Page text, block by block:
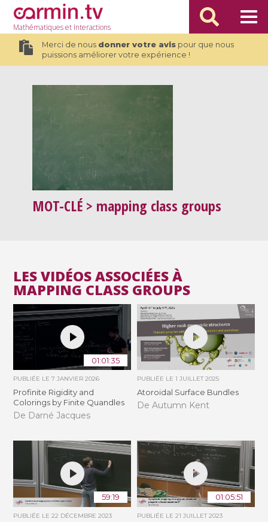
Mathématiqueset Interactions
Merci de nous donner votre avispour que nous
puissions améliorer votre expérience !
MOT-CLÉ > mapping class groups
LES VIDÉOS ASSOCIÉES À
MAPPING CLASS GROUPS
01:01:35
PUBLIÉE LE7 JANVIER 2026
Profinite Rigidity and
Colorings by Finite Quandles
De Darné Jacques
PUBLIÉE LE 1 JUILLET 2025
Atoroidal Surface Bundles
De Autumn Kent
59:19
PUBLIÉE LE22 DÉCEMBRE 2023
01:05:51
PUBLIÉE LE 21 JUILLET 2023